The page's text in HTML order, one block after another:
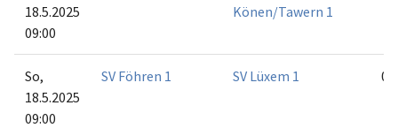
18.5.2025
09:00
Könen/Tawern 1
So,
18.5.2025
09:00
SV Föhren 1 SV Lüxem 1 0:6